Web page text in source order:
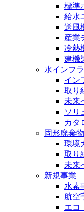
標準
給水
送風
産業
冷熱
建機
水インフ
イン
取り
未来
ソリ
カタ
固形廃棄
環境
取り
未来
新規事業
水素
航空
エコ